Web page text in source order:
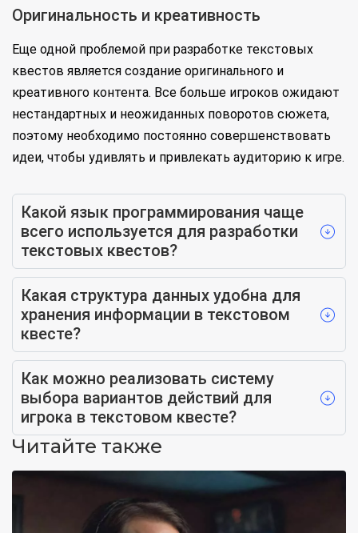
Оригинальность и креативность
Еще одной проблемой при разработке текстовых
квестов является создание оригинального и
креативного контента. Все больше игроков ожидают
нестандартных и неожиданных поворотов сюжета,
поэтому необходимо постоянно совершенствовать
идеи, чтобы удивлять и привлекать аудиторию к игре.
Какой язык программирования чаще
всего используется для разработки
текстовых квестов?
Какая структура данных удобна для
хранения информации в текстовом
квесте?
Как можно реализовать систему
выбора вариантов действий для
игрока в текстовом квесте?
Читайте также